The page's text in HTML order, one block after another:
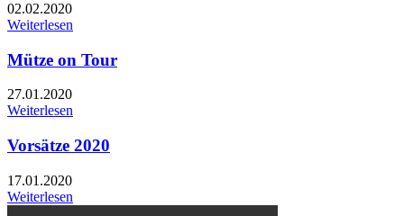
02.02.2020
Weiterlesen
Mütze on Tour
27.01.2020
Weiterlesen
Vorsätze 2020
17.01.2020
Weiterlesen